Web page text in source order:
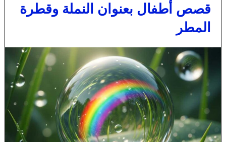
قصص أطفال بعنوان النملة وقطرة
المطر